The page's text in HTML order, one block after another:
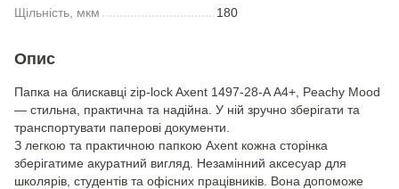
Щільність, мкм 180
Опис
Папка на блискавці zip-lock Axent 1497-28-A А4+, Peachy Mood
— стильна, практична та надійна. У ній зручно зберігати та
транспортувати паперові документи.
З легкою та практичною папкою Axent кожна сторінка
зберігатиме акуратний вигляд. Незамінний аксесуар для
школярів, студентів та офісних працівників. Вона допоможе